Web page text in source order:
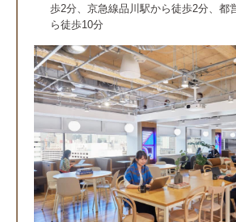
歩2分、京急線品川駅から徒歩2分、都
ら徒歩10分